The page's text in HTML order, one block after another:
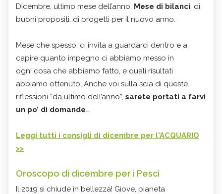
Dicembre, ultimo mese dell’anno. Mese di bilanci, di
buoni propositi, di progetti per il nuovo anno.
Mese che spesso, ci invita a guardarci dentro e a
capire quanto impegno ci abbiamo messo in
ogni cosa che abbiamo fatto, e quali risultati
abbiamo ottenuto. Anche voi sulla scia di queste
riflessioni “da ultimo dell’anno”, sarete portati a farvi
un po’ di domande…
Leggi tutti i consigli di dicembre per l'ACQUARIO
>>
Oroscopo di dicembre per i Pesci
Il 2019 si chiude in bellezza! Giove, pianeta